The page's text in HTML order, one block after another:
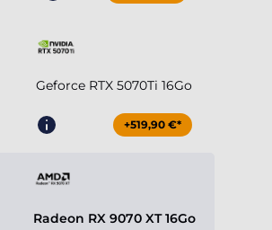
Geforce RTX 5070Ti 16Go
+519,90 €*
Radeon RX 9070 XT 16Go